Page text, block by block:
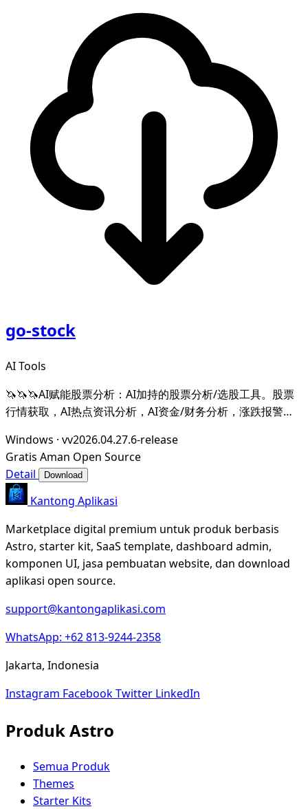
go-stock
AI Tools
🦄🦄🦄AI赋能股票分析：AI加持的股票分析/选股工具。股票
行情获取，AI热点资讯分析，AI资金/财务分析，涨跌报警推
辅助选股等。数据全部保留在本地。支持DeepSeek，
OpenAI， Ollama，LMStudio，AnythingL
Windows · vv2026.04.27.6-release
Gratis Aman Open Source
Detail
Download
Kantong Aplikasi
Marketplace digital premium untuk produk berbasis
Astro, starter kit, SaaS template, dashboard admin,
komponen UI, jasa pembuatan website, dan download
aplikasi open source.
support@kantongaplikasi.com
WhatsApp: +62 813-9244-2358
Jakarta, Indonesia
Instagram FacebookTwitter LinkedIn
Produk Astro
Semua Produk
Themes
Starter Kits